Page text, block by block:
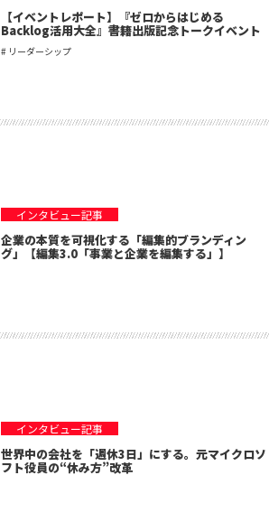
【イベントレポート】『ゼロからはじめる
Backlog活用大全』書籍出版記念トークイベント
# リーダーシップ
インタビュー記事
企業の本質を可視化する「編集的ブランディン
グ」【編集3.0「事業と企業を編集する」】
インタビュー記事
世界中の会社を「週休3日」にする。元マイクロソ
フト役員の“休み方”改革